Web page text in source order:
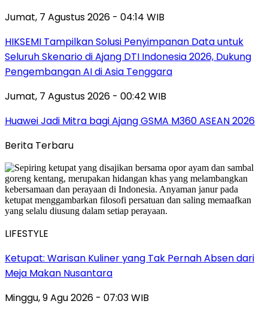
Jumat, 7 Agustus 2026 - 04:14 WIB
HIKSEMI Tampilkan Solusi Penyimpanan Data untuk
Seluruh Skenario di Ajang DTI Indonesia 2026, Dukung
Pengembangan AI di Asia Tenggara
Jumat, 7 Agustus 2026 - 00:42 WIB
Huawei Jadi Mitra bagi Ajang GSMA M360 ASEAN 2026
Berita Terbaru
LIFESTYLE
Ketupat: Warisan Kuliner yang Tak Pernah Absen dari
Meja Makan Nusantara
Minggu, 9 Agu 2026 - 07:03 WIB